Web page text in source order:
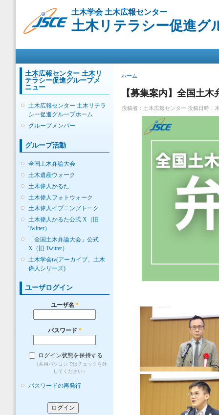
ン
移
動
土木学会 土木広報センター
土木リテラシー促進グ
土木広報センター 土木リ
テラシー促進グループメ
ニュー
土木広報センター 土木リテラ
シー促進グループホーム
グループメンバー
グループ活動
全国土木弁論大会
土木遺産ウォーク
土木偉人かるた
土木偉人フォトウォーク
土木偉人イブニングトーク
土木偉人かるた公式 X（旧
Twitter）
「全国土木弁論大会」公式
X（旧 Twitter）
土木学会tv(アーカイブ、土木
偉人シリーズ)
ユーザログイン
ユーザ名 *
パスワード *
ログイン状態を保持する
（共用パソコンではチェックを外
してください）
パスワードの再発行
現在地
ホーム
【募集案内】全国土
投稿者： 土木広報センター 投稿日時：